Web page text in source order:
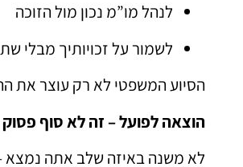
לנהל מו”מ נכון מול הזוכה
לשמור על זכויותיך מבלי
הסיוע המשפטי לא רק עוצר את
הוצאה לפועל – זה לא סוף פסוק
לא משנה באיזה שלב אתה נמצא